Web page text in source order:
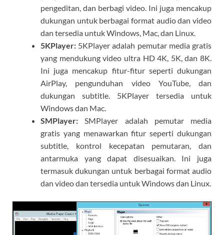
pengeditan, dan berbagi video. Ini juga mencakup
dukungan untuk berbagai format audio dan video
dan tersedia untuk Windows, Mac, dan Linux.
5KPlayer: 5KPlayer adalah pemutar media gratis
yang mendukung video ultra HD 4K, 5K, dan 8K.
Ini juga mencakup fitur-fitur seperti dukungan
AirPlay, pengunduhan video YouTube, dan
dukungan subtitle. 5KPlayer tersedia untuk
Windows dan Mac.
SMPlayer: SMPlayer adalah pemutar media
gratis yang menawarkan fitur seperti dukungan
subtitle, kontrol kecepatan pemutaran, dan
antarmuka yang dapat disesuaikan. Ini juga
termasuk dukungan untuk berbagai format audio
dan video dan tersedia untuk Windows dan Linux.